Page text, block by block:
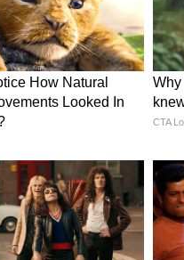
कमजोर कर रहे हैं।
की टिप्पणी कि
को दर्शाती है।
लौटना चाहिए, उनके डर
अच्छा होगा।"
किया कि जब से इसने
जिला चयन समिति
लगाया, "जब से